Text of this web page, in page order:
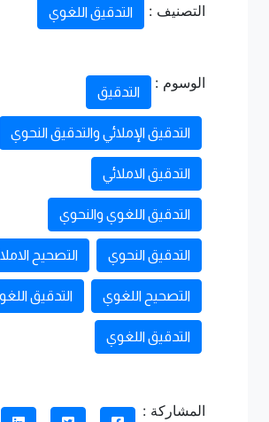
التصنيف : التدقيق اللغوي
الوسوم :
التدقيق
التدقيق الإملائي والتدقيق النحوي
التدقيق الاملائي
التدقيق اللغوي والنحوي
التدقيق النحوي التصحيح
التصحيح اللغوي التدقيق
التدقيق اللغوي
المشاركة :